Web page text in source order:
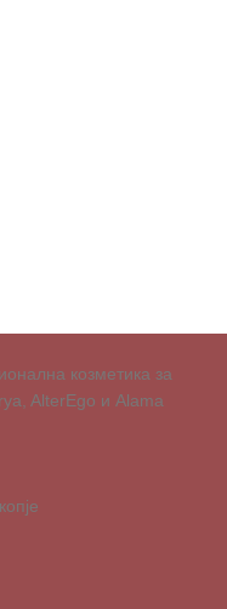
козметика за
AlterEgo и Alama